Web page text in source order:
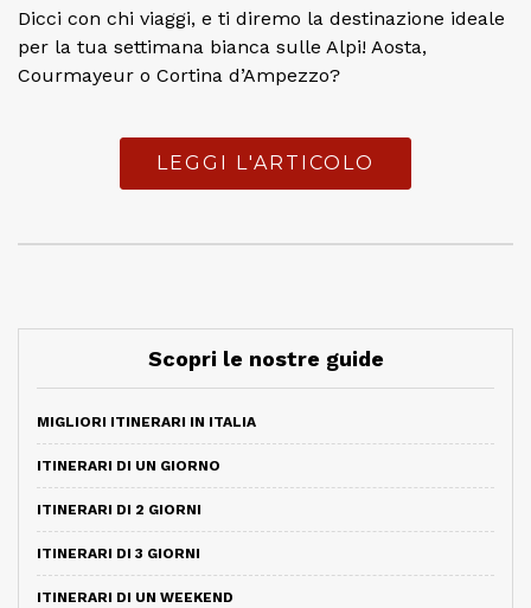
Dicci con chi viaggi, e ti diremo la destinazione ideale
per la tua settimana bianca sulle Alpi! Aosta,
Courmayeur o Cortina d’Ampezzo?
LEGGI L'ARTICOLO
Scopri le nostre guide
MIGLIORI ITINERARI IN ITALIA
ITINERARI DI UN GIORNO
ITINERARI DI 2 GIORNI
ITINERARI DI 3 GIORNI
ITINERARI DI UN WEEKEND